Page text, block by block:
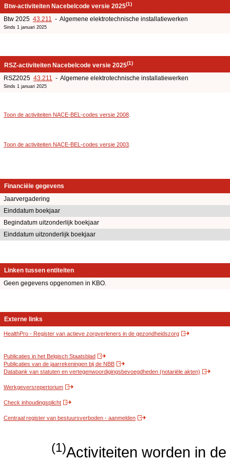
Btw-activiteiten Nacebelcode versie 2025(1)
Btw 2025 43.211 - Algemene elektrotechnische installatiewerken
Sinds 1 januari 2025
RSZ-activiteiten Nacebelcode versie 2025(1)
RSZ2025 43.211 - Algemene elektrotechnische installatiewerken
Sinds 1 januari 2025
Toon de activiteiten NACE-BEL-codes versie 2008
Toon de activiteiten NACE-BEL-codes versie 2003
Financiële gegevens
Jaarvergadering
Einddatum boekjaar
Begindatum uitzonderlijk boekjaar
Einddatum uitzonderlijk boekjaar
Linken tussen entiteiten
Geen gegevens opgenomen in KBO.
Externe links
HealthPro - Register van actieve zorgverleners in de gezondheidszorg
Publicaties in het Belgisch Staatsblad
Publicaties van de jaarrekeningen bij de NBB
Databank van statuten en vertegenwoordigingsbevoegdheden (notariële akten)
Werkgeversrepertorium
Check inhoudingsplicht
Centraal register van bestuursverboden - aanmelden
(1)Activiteiten worden in